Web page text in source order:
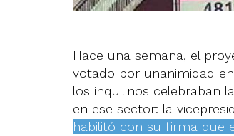
Hace una semana, el
votado por unanimidad
los inquilinos celebraban
en ese sector: la
habilitó con su firma que